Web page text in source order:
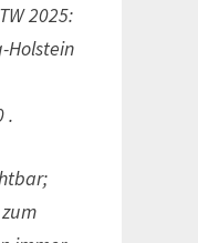
2025:
Holstein
.